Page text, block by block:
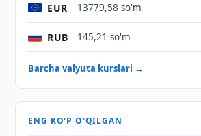
EUR 13779,58 so'm
RUB 145,21 so'm
Barcha valyuta kurslari →
ENG KO'P O'QILGAN